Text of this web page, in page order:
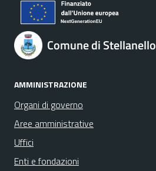
Comune di Stellanello
AMMINISTRAZIONE
Organi di governo
Aree amministrative
Uffici
Enti e fondazioni